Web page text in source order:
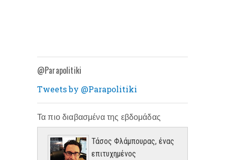
@Parapolitiki
Tweets by @Parapolitiki
Τα πιο διαβασμένα της εβδομάδας
Τάσος Φλάμπουρας, ένας
επιτυχημένος